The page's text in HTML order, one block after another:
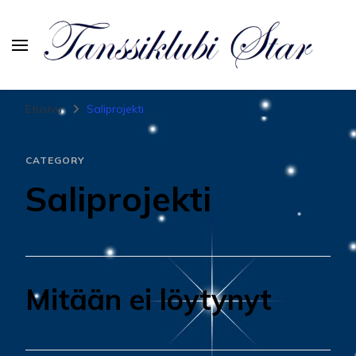
Tanssiurheiluseura Star
Etusivu Saliprojekti
CATEGORY
Saliprojekti
Mitään ei löytynyt